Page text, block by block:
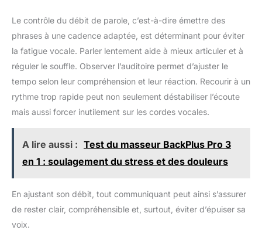
Le contrôle du débit de parole, c’est-à-dire émettre des
phrases à une cadence adaptée, est déterminant pour éviter
la fatigue vocale. Parler lentement aide à mieux articuler et à
réguler le souffle. Observer l’auditoire permet d’ajuster le
tempo selon leur compréhension et leur réaction. Recourir à un
rythme trop rapide peut non seulement déstabiliser l’écoute
mais aussi forcer inutilement sur les cordes vocales.
A lire aussi : Test du masseur BackPlus Pro 3
en 1 : soulagement du stress et des douleurs
En ajustant son débit, tout communiquant peut ainsi s’assurer
de rester clair, compréhensible et, surtout, éviter d’épuiser sa
voix.